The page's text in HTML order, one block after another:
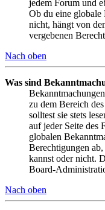
jedem Forum und
Ob du eine globale
nicht, hängt von
vergebenen
Nach oben
Was sind
zu dem Bereich
solltest sie stets
auf jeder Seite des
globalen
Berechtigungen
kannst oder nicht.
Board-
Nach oben